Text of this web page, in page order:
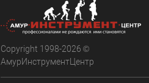
Copyright 1998-2026 ©
АмурИнструментЦентр